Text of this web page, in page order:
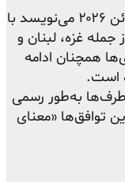
آسوشیتدپرس در گزارشی به تاریخ ۳ ژوئن ۲۰۲۶ می‌نویسد با
غزه، لبنان و
همچنان ادامه
است.
به‌طور رسمی
توافق‌ها «معنای